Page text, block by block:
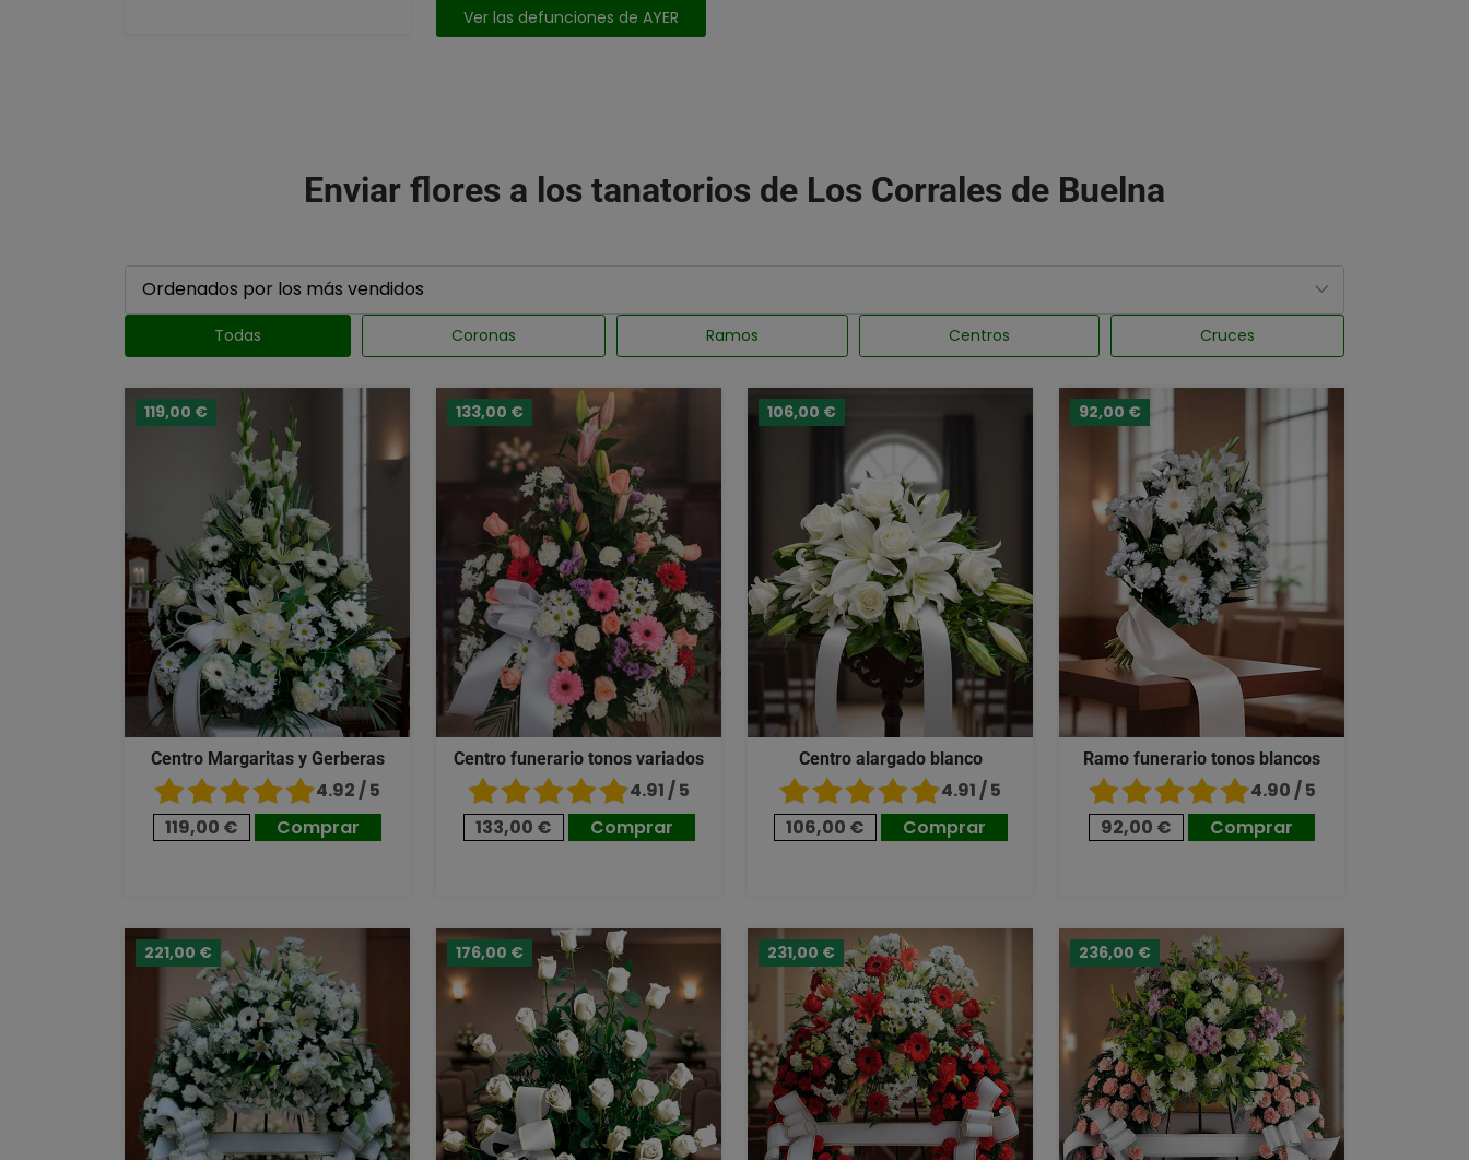
Ver las defunciones de AYER
Enviar flores a los tanatorios de Los Corrales de Buelna
Todas Coronas Ramos Centros Cruces
119,00 €
Centro Margaritas y Gerberas
4.92 / 5
119,00 €
Comprar
133,00 €
Centro funerario tonos variados
4.91 / 5
133,00 €
Comprar
106,00 €
Centro alargado blanco
4.91 / 5
106,00 €
Comprar
92,00 €
Ramo funerario tonos blancos
4.90 / 5
92,00 €
Comprar
221,00 € 176,00 € 231,00 € 236,00 €